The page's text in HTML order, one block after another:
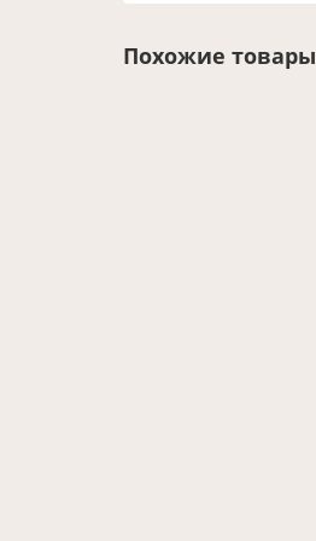
Похожие товары